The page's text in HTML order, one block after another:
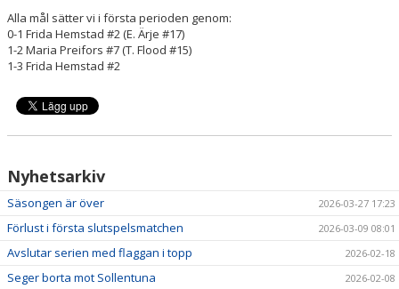
KONTAKT
Alla mål sätter vi i första perioden genom:
0-1 Frida Hemstad #2 (E. Ärje #17)
1-2 Maria Preifors #7 (T. Flood #15)
1-3 Frida Hemstad #2
Nyhetsarkiv
Säsongen är över 2026-03-27 17:23
Förlust i första slutspelsmatchen 2026-03-09 08:01
Avslutar serien med flaggan i topp 2026-02-18
Seger borta mot Sollentuna 2026-02-08